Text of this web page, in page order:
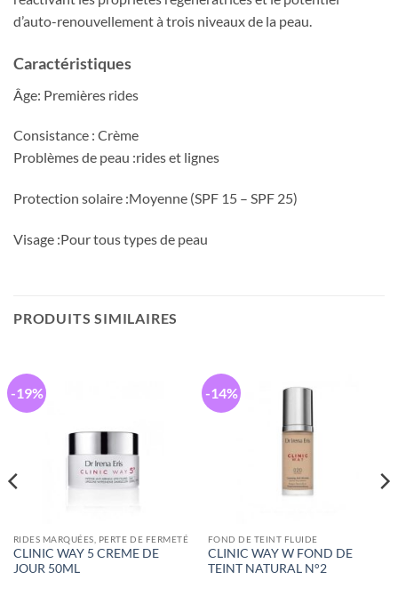
d’auto-renouvellement à trois niveaux de la peau.
Caractéristiques
Âge: Premières rides
Consistance : Crème
Problèmes de peau :rides et lignes
Protection solaire :Moyenne (SPF 15 – SPF 25)
Visage :Pour tous types de peau
PRODUITS SIMILAIRES
-19%
RIDES MARQUÉES, PERTE DE FERMETÉ
CLINIC WAY 5 CREME DE
JOUR 50ML
-14%
FOND DE TEINT FLUIDE
CLINIC WAY W FOND DE
TEINT NATURAL N°2